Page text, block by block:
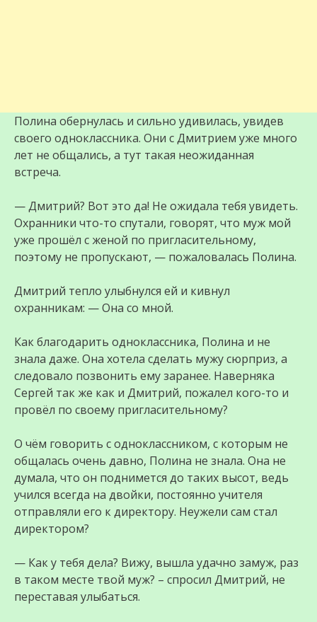
Полина обернулась и сильно удивилась, увидев
своего одноклассника. Они с Дмитрием уже много
лет не общались, а тут такая неожиданная
встреча.
— Дмитрий? Вот это да! Не ожидала тебя увидеть.
Охранники что-то спутали, говорят, что муж мой
уже прошёл с женой по пригласительному,
поэтому не пропускают, — пожаловалась Полина.
Дмитрий тепло улыбнулся ей и кивнул
охранникам: — Она со мной.
Как благодарить одноклассника, Полина и не
знала даже. Она хотела сделать мужу сюрприз, а
следовало позвонить ему заранее. Наверняка
Сергей так же как и Дмитрий, пожалел кого-то и
провёл по своему пригласительному?
О чём говорить с одноклассником, с которым не
общалась очень давно, Полина не знала. Она не
думала, что он поднимется до таких высот, ведь
учился всегда на двойки, постоянно учителя
отправляли его к директору. Неужели сам стал
директором?
— Как у тебя дела? Вижу, вышла удачно замуж, раз
в таком месте твой муж? – спросил Дмитрий, не
переставая улыбаться.